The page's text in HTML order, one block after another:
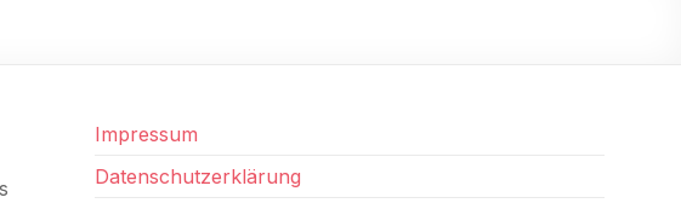
Impressum
Datenschutzerklärung